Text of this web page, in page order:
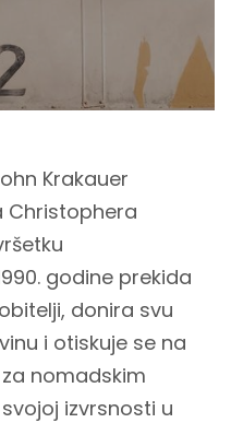
Krakauer
Christophera
godine prekida
donira svu
i otiskuje se na
nomadskim
izvrsnosti u